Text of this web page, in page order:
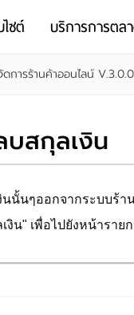
ซต์ บริการการตล
ดการร้านค้าออนไลน์
บสกุลเงิน
ๆออกจากระบบร้า
" เพื่อไปยังหน้ารายก